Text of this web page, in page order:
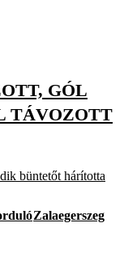
GÓL
TÁVOZOTT
büntetőt hárította
Zalaegerszeg